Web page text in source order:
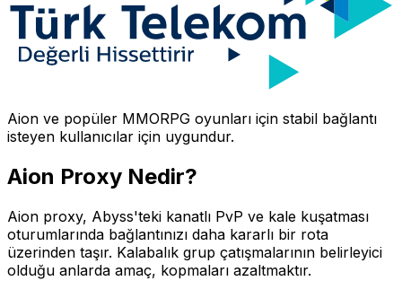
Aion ve popüler MMORPG oyunları için stabil bağlantı
isteyen kullanıcılar için uygundur.
Aion Proxy Nedir?
Aion proxy, Abyss'teki kanatlı PvP ve kale kuşatması
oturumlarında bağlantınızı daha kararlı bir rota
üzerinden taşır. Kalabalık grup çatışmalarının belirleyici
olduğu anlarda amaç, kopmaları azaltmaktır.